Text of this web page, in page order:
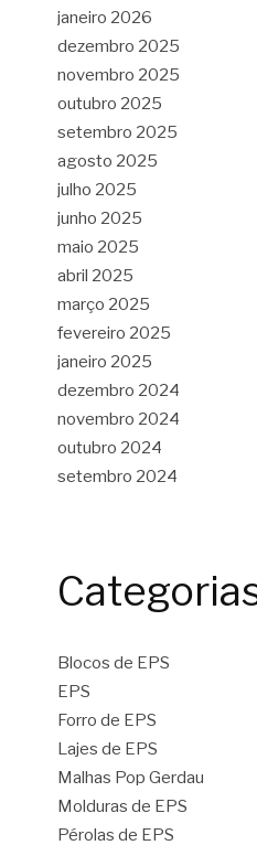
janeiro 2026
dezembro 2025
novembro 2025
outubro 2025
setembro 2025
agosto 2025
julho 2025
junho 2025
maio 2025
abril 2025
março 2025
fevereiro 2025
janeiro 2025
dezembro 2024
novembro 2024
outubro 2024
setembro 2024
Blocos de EPS
EPS
Forro de EPS
Lajes de EPS
Malhas Pop Gerdau
Molduras de EPS
Pérolas de EPS